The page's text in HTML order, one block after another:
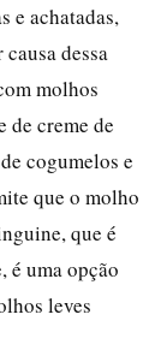
e achatadas,
dessa
molhos
de creme de
cogumelos e
que o molho
que é
é uma opção
leves